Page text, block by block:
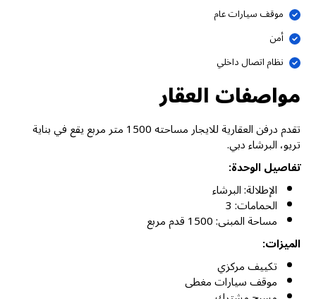
موقف سيارات عام
أمن
نظام اتصال داخلي
مواصفات العقار
تقدم درفن العقارية للايجار مساحته 1500 متر مربع يقع في بناية
تريو، البرشاء دبي.
تفاصيل الوحدة:
الإطلالة: البرشاء
الحمامات: 3
مساحة المبنى: 1500 قدم مربع
الميزات:
تكييف مركزي
موقف سيارات مغطى